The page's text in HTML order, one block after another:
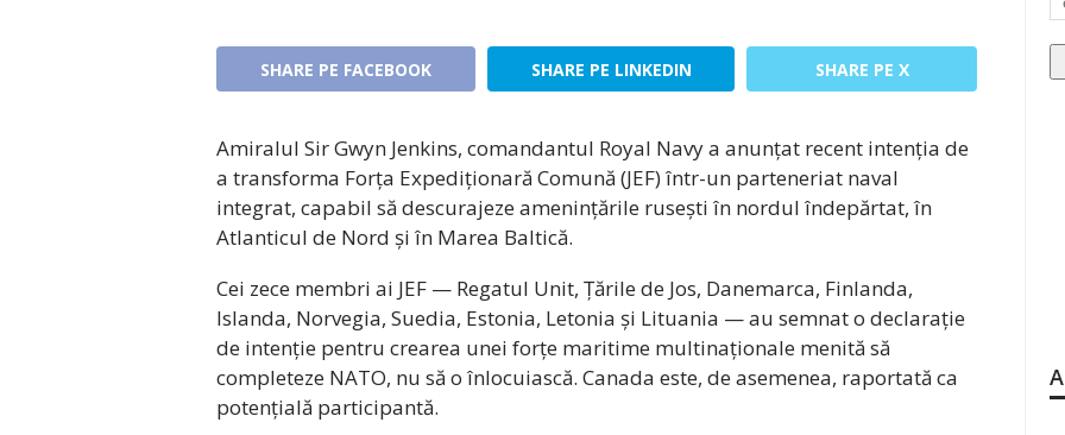
SHARE PE FACEBOOK SHARE PE LINKEDIN SHARE PE X
Amiralul Sir Gwyn Jenkins, comandantul Royal Navy a anunțat recent intenția de
a transforma Forța Expediționară Comună (JEF) într-un parteneriat naval
integrat, capabil să descurajeze amenințările rusești în nordul îndepărtat, în
Atlanticul de Nord și în Marea Baltică.
Cei zece membri ai JEF — Regatul Unit, Țările de Jos, Danemarca, Finlanda,
Islanda, Norvegia, Suedia, Estonia, Letonia și Lituania — au semnat o declarație
de intenție pentru crearea unei forțe maritime multinaționale menită să
completeze NATO, nu să o înlocuiască. Canada este, de asemenea, raportată ca
potențială participantă.